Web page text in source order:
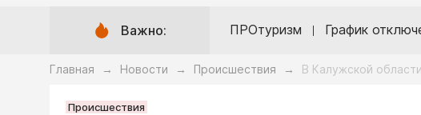
Важно: ПРОтуризм График
Главная → Новости → Происшествия → В Калужской
Происшествия